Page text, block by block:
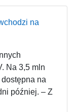
na
Na 3,5 mln
na
później. – Z